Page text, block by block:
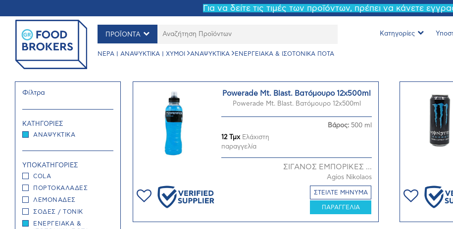
Για να δείτε τις τιμές των προϊόντων, πρέπει να κάνετε
ΠΡΟΪΟΝΤΑ
ΝΕΡΑ | ΑΝΑΨΥΚΤΙΚΑ | ΧΥΜΟΙ ΑΝΑΨΥΚΤΙΚA ΕΝΕΡΓΕΙΑΚΑ & ΙΣΟΤΟΝΙΚΑ ΠΟΤΑ
Κατηγορίες
Φίλτρα
ΚΑΤΗΓΟΡΙΕΣ
ΑΝΑΨΥΚΤΙΚA
ΥΠΟΚΑΤΗΓΟΡΙΕΣ
COLA
ΠΟΡΤΟΚΑΛΑΔΕΣ
ΛΕΜΟΝΑΔΕΣ
ΣΟΔΕΣ / ΤΟΝΙΚ
ΕΝΕΡΓΕΙΑΚΑ &
Powerade Mt. Blast. Bατόμουρο 12x500ml
Powerade Mt. Blast. Bατόμουρο 12x500ml
12 ΤμχΕλάχιστη
παραγγελία
Βάρος: 500 ml
ΣΙΓΑΝΟΣ ΕΜΠΟΡΙΚΕΣ ...
Agios Nikolaos
ΣΤΕΙΛΤΕ ΜΗΝΥΜΑ
ΠΑΡΑΓΓΕΛΙΑ